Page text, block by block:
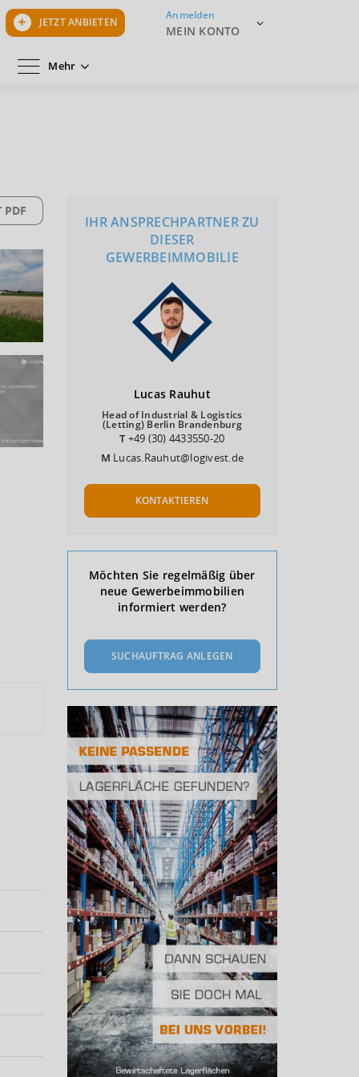
JETZT ANBIETEN
Anmelden
MEIN KONTO
Mehr
PDF
IHR ANSPRECHPARTNER ZU
DIESER
GEWERBEIMMOBILIE
Lucas Rauhut
Head of Industrial & Logistics
(Letting) Berlin Brandenburg
T+49 (30) 4433550-20
M Lucas.Rauhut@logivest.de
KONTAKTIEREN
Möchten Sie regelmäßig über
neue Gewerbeimmobilien
informiert werden?
SUCHAUFTRAG ANLEGEN